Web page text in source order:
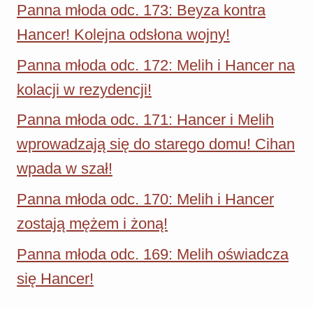
Panna młoda odc. 173: Beyza kontra
Hancer! Kolejna odsłona wojny!
Panna młoda odc. 172: Melih i Hancer na
kolacji w rezydencji!
Panna młoda odc. 171: Hancer i Melih
wprowadzają się do starego domu! Cihan
wpada w szał!
Panna młoda odc. 170: Melih i Hancer
zostają mężem i żoną!
Panna młoda odc. 169: Melih oświadcza
się Hancer!